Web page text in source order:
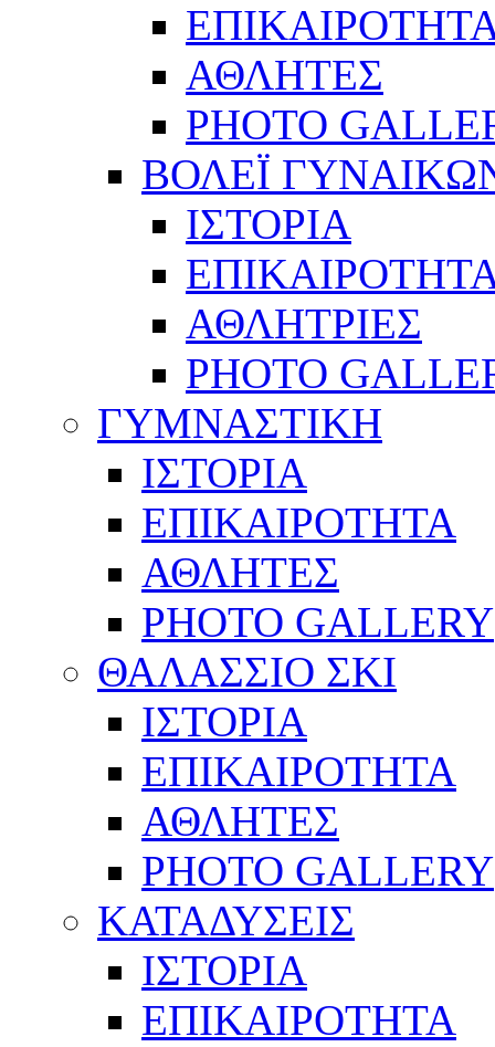
ΑΘΛΗΤΕΣ
PHOTO
ΒΟΛΕΪ
ΙΣΤΟΡΙΑ
ΑΘΛΗΤΡΙΕΣ
PHOTO
ΓΥΜΝΑΣΤΙΚΗ
ΙΣΤΟΡΙΑ
ΕΠΙΚΑΙΡΟΤΗΤΑ
ΑΘΛΗΤΕΣ
PHOTO GALLERY
ΘΑΛΑΣΣΙΟ ΣΚΙ
ΙΣΤΟΡΙΑ
ΕΠΙΚΑΙΡΟΤΗΤΑ
ΑΘΛΗΤΕΣ
PHOTO GALLERY
ΚΑΤΑΔΥΣΕΙΣ
ΙΣΤΟΡΙΑ
ΕΠΙΚΑΙΡΟΤΗΤΑ